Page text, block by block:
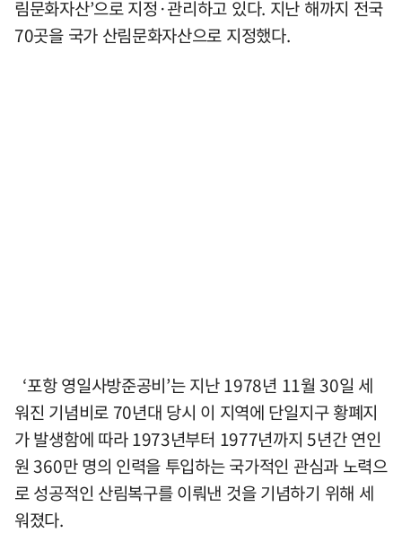
림문화자산’으로 지정·관리하고 있다. 지난 해까지 전국
70곳을 국가 산림문화자산으로 지정했다.
‘포항 영일사방준공비’는 지난 1978년 11월 30일 세
워진 기념비로 70년대 당시 이 지역에 단일지구 황폐지
가 발생함에 따라 1973년부터 1977년까지 5년간 연인
원 360만 명의 인력을 투입하는 국가적인 관심과 노력으
로 성공적인 산림복구를 이뤄낸 것을 기념하기 위해 세
워졌다.